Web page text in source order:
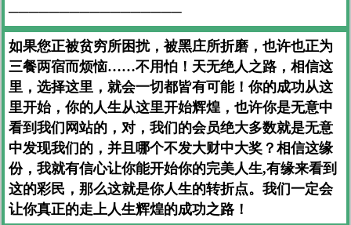
─────────────────
如果您正被贫穷所困扰，被黑庄所折磨，也许也正为
三餐两宿而烦恼……不用怕！天无绝人之路，相信这
里，选择这里，就会一切都皆有可能！你的成功从这
里开始，你的人生从这里开始辉煌，也许你是无意中
看到我们网站的，对，我们的会员绝大多数就是无意
中发现我们的，并且哪个不发大财中大奖？相信这缘
份，我就有信心让你能开始你的完美人生,有缘来看到
这的彩民，那么这就是你人生的转折点。我们一定会
让你真正的走上人生辉煌的成功之路！